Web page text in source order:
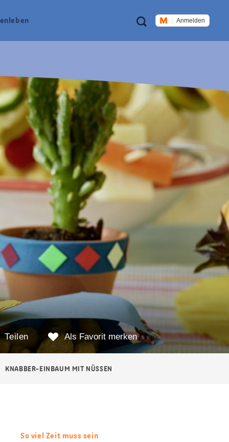
Meta
Navigation
Suche Anmelden
KNABBER-EINBAUM MIT NÜSSEN
Als Favorit merken
Teilen
web.recipe.accessibilityTitle
So viel Zeit muss sein